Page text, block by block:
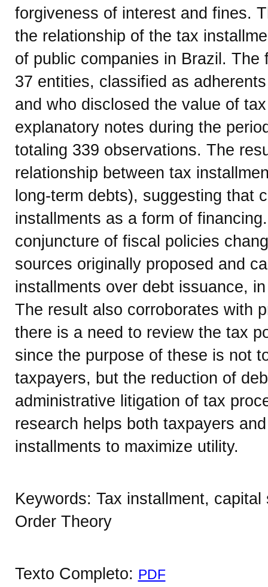
forgiveness of interest and fines.
the relationship of the tax
of public companies in Brazil. The
37 entities, classified as
and who disclosed the value of
explanatory notes during the
totaling 339 observations. The
relationship between tax
long-term debts), suggesting that
installments as a form of
conjuncture of fiscal policies
sources originally proposed and
installments over debt issuance,
The result also corroborates with
there is a need to review the tax
since the purpose of these is not
taxpayers, but the reduction of
administrative litigation of tax
research helps both taxpayers
installments to maximize utility.
Keywords: Tax installment,
Order Theory
Texto Completo: PDF